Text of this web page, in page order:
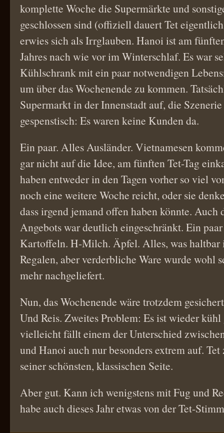
komplette Woche die Supermärkte und
geschlossen sind (offiziell dauert Tet
erwies sich als Irrglauben. Hanoi ist am
Jahres nach wie vor im Winterschlaf. Es war
Kühlschrank mit ein paar notwendigen
um über das Wochenende zu kommen.
Supermarkt in der Innenstadt auf, die
gespenstisch: Es waren keine Kunden da.
Ein paar. Alles Ausländer. Vietnamesen
gar nicht auf die Idee, am fünften Tet-Tag
haben entweder in den Tagen vorher so viel
noch eine weitere Woche reicht, oder sie
dass irgend jemand offen haben könnte. Auch
Angebots war deutlich eingeschränkt. Ein
Kartoffeln. H-Milch. Äpfel. Alles, was haltbar
Regalen, aber verderbliche Ware wurde wohl
mehr nachgeliefert.
Nun, das Wochenende wäre trotzdem
Und Reis. Zweites Problem: Es ist wieder kühl
vielleicht fällt einem der Unterschied
und Hanoi auch nur besonders extrem auf.
seiner schönsten, klassischen Seite.
Aber gut. Kann ich wenigstens mit Fug und
habe auch dieses Jahr etwas von der Tet-